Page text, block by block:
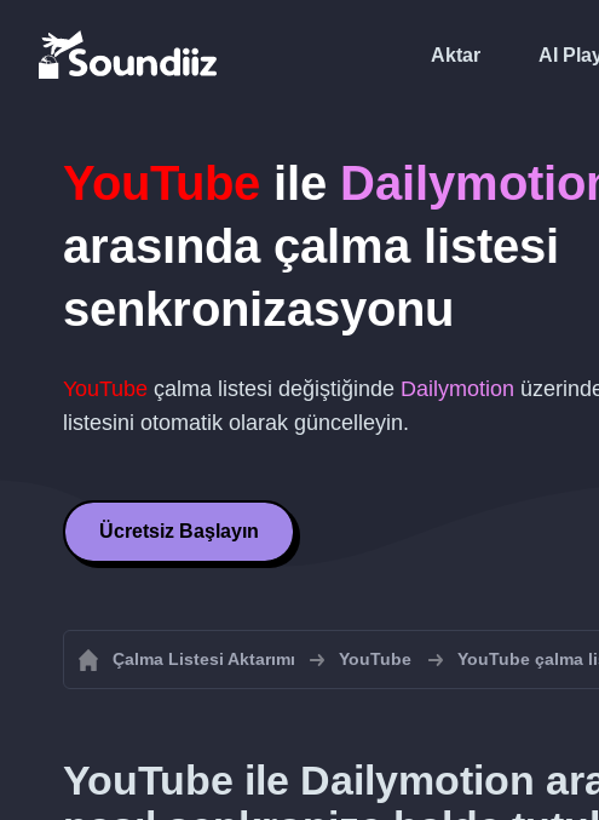
Aktar AI
YouTube ile
arasında çalma listesi
senkronizasyonu
YouTube çalma listesi değiştiğinde Dailymotion
listesini otomatik olarak güncelleyin.
Ücretsiz Başlayın
Çalma Listesi Aktarımı YouTube YouTube çalma
YouTube ile Dailymotion